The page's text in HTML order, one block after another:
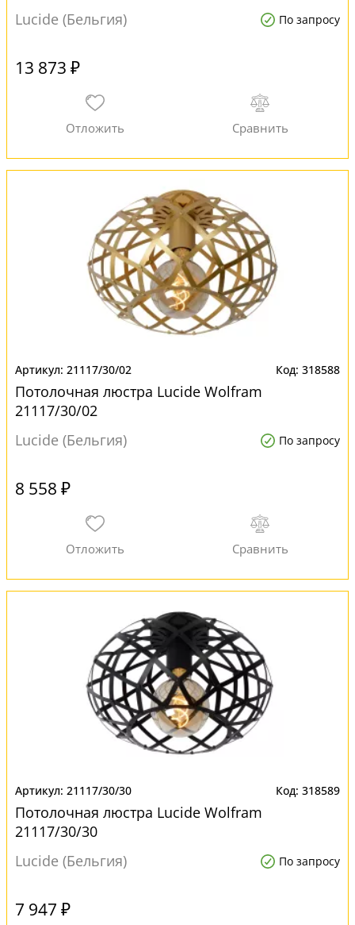
Lucide (Бельгия) По запросу
13 873 ₽
21117/30/02 318588
Потолочная люстра Lucide Wolfram
21117/30/02
Lucide (Бельгия)
По запросу
8 558 ₽
21117/30/30 318589
Потолочная люстра Lucide Wolfram
21117/30/30
Lucide (Бельгия)
По запросу
7 947 ₽